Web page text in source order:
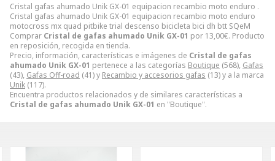
Cristal gafas ahumado Unik GX-01 equipacion recambio moto enduro .
Cristal gafas ahumado Unik GX-01 equipacion recambio moto enduro
motocross mx quad pitbike trial descenso bicicleta bici dh btt SQeM
Comprar Cristal de gafas ahumado Unik GX-01 por 13,00€. Producto
en reposición, recogida en tienda.
Precio, información, características e imágenes de Cristal de gafas
ahumado Unik GX-01 pertenece a las categorías Boutique (568), Gafas
(43), Gafas Off-road (41) y Recambio y accesorios gafas (13) y a la marca
Unik (117).
Encuentra productos relacionados y de similares características a
Cristal de gafas ahumado Unik GX-01 en "Boutique".